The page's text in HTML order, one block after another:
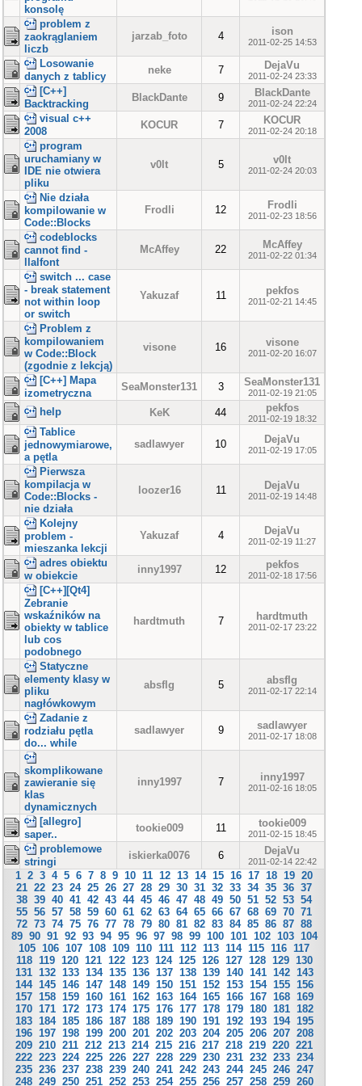
konsolę
problem z
zaokrąglaniem
liczb
jarzab_foto 4 ison
2011-02-25 14:53
Losowanie
danych z tablicy
neke 7 DejaVu
2011-02-24 23:33
[C++]
Backtracking
BlackDante 9 BlackDante
2011-02-24 22:24
visual c++
2008
KOCUR 7 KOCUR
2011-02-24 20:18
program
uruchamiany w
IDE nie otwiera
pliku
v0lt 5 v0lt
2011-02-24 20:03
Nie działa
kompilowanie w
Code::Blocks
Frodli 12 Frodli
2011-02-23 18:56
codeblocks
cannot find -
llalfont
McAffey 22 McAffey
2011-02-22 01:34
switch ... case
- break statement
not within loop
or switch
Yakuzaf 11 pekfos
2011-02-21 14:45
Problem z
kompilowaniem
w Code::Block
(zgodnie z lekcją)
visone 16 visone
2011-02-20 16:07
[C++] Mapa
izometryczna
SeaMonster131 3 SeaMonster131
2011-02-19 21:05
help KeK 44 pekfos
2011-02-19 18:32
Tablice
jednowymiarowe,
a pętla
sadlawyer 10 DejaVu
2011-02-19 17:05
Pierwsza
kompilacja w
Code::Blocks -
nie działa
loozer16 11 DejaVu
2011-02-19 14:48
Kolejny
problem -
mieszanka lekcji
Yakuzaf 4 DejaVu
2011-02-19 11:27
adres obiektu
w obiekcie
inny1997 12 pekfos
2011-02-18 17:56
[C++][Qt4]
Zebranie
wskaźników na
obiekty w tablice
lub cos
podobnego
hardtmuth 7 hardtmuth
2011-02-17 23:22
Statyczne
elementy klasy w
pliku
nagłówkowym
absflg 5 absflg
2011-02-17 22:14
Zadanie z
rodziału pętla
do... while
sadlawyer 9 sadlawyer
2011-02-17 18:08
skomplikowane
zawieranie się
klas
dynamicznych
inny1997 7 inny1997
2011-02-16 18:05
[allegro]
saper..
tookie009 11 tookie009
2011-02-15 18:45
problemowe
stringi
iskierka0076 6 DejaVu
2011-02-14 22:42
1 2 3 4 5 6 7 8 9 10 11 12 13 14 15 16 17 18 19 20
21 22 23 24 25 26 27 28 29 30 31 32 33 34 35 36 37
38 39 40 41 42 43 44 45 46 47 48 49 50 51 52 53 54
55 56 57 58 59 60 61 62 63 64 65 66 67 68 69 70 71
72 73 74 75 76 77 78 79 80 81 82 83 84 85 86 87 88
89 90 91 92 93 94 95 96 97 98 99 100 101 102 103 104
105 106 107 108 109 110 111 112 113 114 115 116 117
118 119 120 121 122 123 124 125 126 127 128 129 130
131 132 133 134 135 136 137 138 139 140 141 142 143
144 145 146 147 148 149 150 151 152 153 154 155 156
157 158 159 160 161 162 163 164 165 166 167 168 169
170 171 172 173 174 175 176 177 178 179 180 181 182
183 184 185 186 187 188 189 190 191 192 193 194 195
196 197 198 199 200 201 202 203 204 205 206 207 208
209 210 211 212 213 214 215 216 217 218 219 220 221
222 223 224 225 226 227 228 229 230 231 232 233 234
235 236 237 238 239 240 241 242 243 244 245 246 247
248 249 250 251 252 253 254 255 256 257 258 259 260